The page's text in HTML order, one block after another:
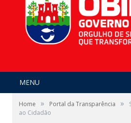
MENU
Home » Portal da Transparência »
ao Cidadão